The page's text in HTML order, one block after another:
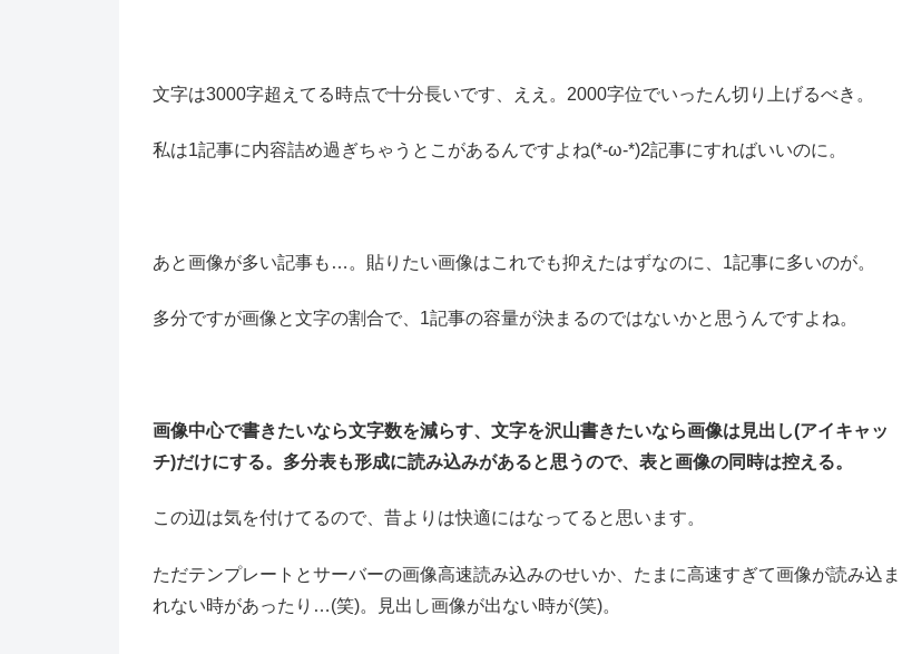
文字は3000字超えてる時点で十分長いです、ええ。2000字位でいったん切り上げるべき。
私は1記事に内容詰め過ぎちゃうとこがあるんですよね(*-ω-*)2記事にすればいいのに。
あと画像が多い記事も…。貼りたい画像はこれでも抑えたはずなのに、1記事に多いのが。
多分ですが画像と文字の割合で、1記事の容量が決まるのではないかと思うんですよね。
画像中心で書きたいなら文字数を減らす、文字を沢山書きたいなら画像は見出し(アイキャッ
チ)だけにする。多分表も形成に読み込みがあると思うので、表と画像の同時は控える。
この辺は気を付けてるので、昔よりは快適にはなってると思います。
ただテンプレートとサーバーの画像高速読み込みのせいか、たまに高速すぎて画像が読み込ま
れない時があったり…(笑)。見出し画像が出ない時が(笑)。